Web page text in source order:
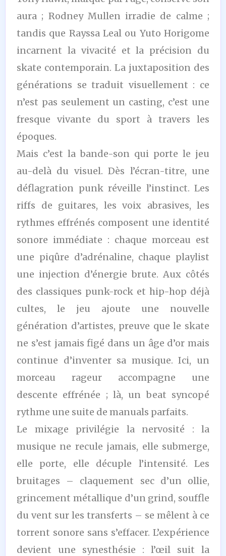
aura ; Rodney Mullen irradie de calme ;
tandis que Rayssa Leal ou Yuto Horigome
incarnent la vivacité et la précision du
skate contemporain. La juxtaposition des
générations se traduit visuellement : ce
n’est pas seulement un casting, c’est une
fresque vivante du sport à travers les
époques.
Mais c’est la bande-son qui porte le jeu
au-delà du visuel. Dès l’écran-titre, une
déflagration punk réveille l’instinct. Les
riffs de guitares, les voix abrasives, les
rythmes effrénés composent une identité
sonore immédiate : chaque morceau est
une piqûre d’adrénaline, chaque playlist
une injection d’énergie brute. Aux côtés
des classiques punk-rock et hip-hop déjà
cultes, le jeu ajoute une nouvelle
génération d’artistes, preuve que le skate
ne s’est jamais figé dans un âge d’or mais
continue d’inventer sa musique. Ici, un
morceau rageur accompagne une
descente effrénée ; là, un beat syncopé
rythme une suite de manuals parfaits.
Le mixage privilégie la nervosité : la
musique ne recule jamais, elle submerge,
elle porte, elle décuple l’intensité. Les
bruitages – claquement sec d’un ollie,
grincement métallique d’un grind, souffle
du vent sur les transferts – se mêlent à ce
torrent sonore sans s’effacer. L’expérience
devient une synesthésie : l’œil suit la